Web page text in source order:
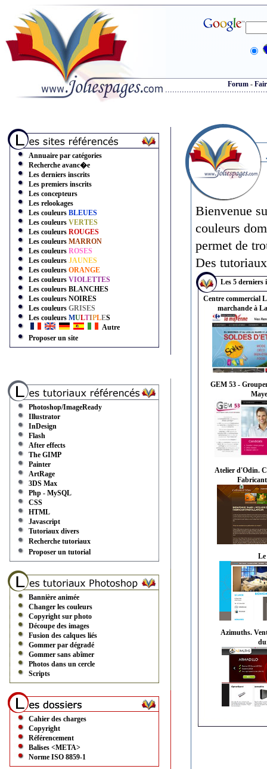
Forum -
Annuaire par catégories
Recherche avanc�e
Les derniers inscrits
Les premiers inscrits
Les concepteurs
Les relookages
Les couleurs BLEUES
Les couleurs VERTES
Les couleurs ROUGES
Les couleurs MARRON
Les couleurs ROSES
Les couleurs JAUNES
Les couleurs ORANGE
Les couleurs VIOLETTES
Les couleurs BLANCHES
Les couleurs NOIRES
Les couleurs GRISES
Les couleurs MULTIPLES
Autre
Proposer un site
Photoshop/ImageReady
Illustrator
InDesign
Flash
After effects
The GIMP
Painter
ArtRage
3DS Max
Php - MySQL
CSS
HTML
Javascript
Tutoriaux divers
Recherche tutoriaux
Proposer un tutorial
Bannière animée
Changer les couleurs
Copyright sur photo
Découpe des images
Fusion des calques liés
Gommer par dégradé
Gommer sans abîmer
Photos dans un cercle
Scripts
Cahier des charges
Copyright
Référencement
Balises <META>
Norme ISO 8859-1
Bienvenue
couleurs
permet de
Des
Les 5 derniers
Centre commercial
marchande à
GEM 53 -
Atelier d'Odin.
Azimuths.